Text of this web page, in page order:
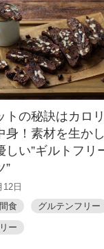
トの秘訣はカロ
身！素材を生か
しい”ギルトフリ
”
12日
食
グルテンフリー
ー